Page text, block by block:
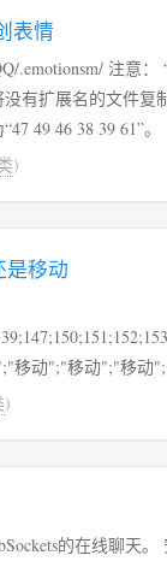
表情
个表情会有两个文件，一个是缩略图，表情实
)
是移动
移动";"移动";"移动
)
npm install websocket forever ./